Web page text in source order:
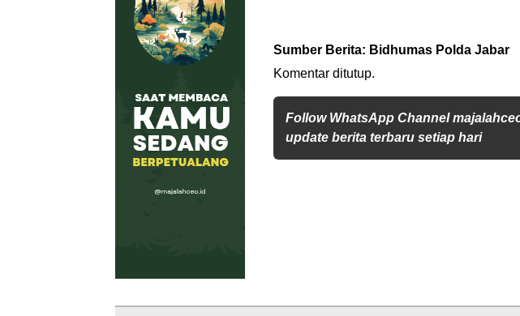
Sumber Berita: Bidhumas Polda Jabar
Komentar ditutup.
Follow WhatsApp Channel
update berita terbaru setiap hari